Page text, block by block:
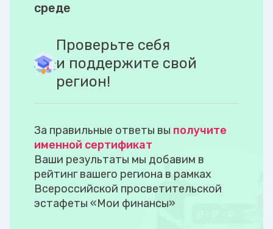
среде
Проверьте себя
и поддержите свой
регион!
За правильные ответы вы получите
именной сертификат
Ваши результаты мы добавим в
рейтинг вашего региона в рамках
Всероссийской просветительской
эстафеты «Мои финансы»